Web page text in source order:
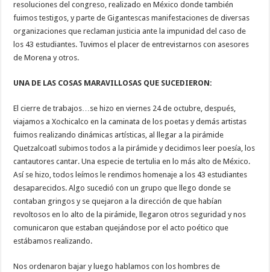
resoluciones del congreso, realizado en México donde también
fuimos testigos, y parte de Gigantescas manifestaciones de diversas
organizaciones que reclaman justicia ante la impunidad del caso de
los 43 estudiantes. Tuvimos el placer de entrevistarnos con asesores
de Morena y otros.
UNA DE LAS COSAS MARAVILLOSAS QUE SUCEDIERON:
El cierre de trabajos…se hizo en viernes 24 de octubre, después,
viajamos a Xochicalco en la caminata de los poetas y demás artistas
fuimos realizando dinámicas artísticas, al llegar a la pirámide
Quetzalcoatl subimos todos a la pirámide y decidimos leer poesía, los
cantautores cantar. Una especie de tertulia en lo más alto de México.
Así se hizo, todos leímos le rendimos homenaje a los 43 estudiantes
desaparecidos. Algo sucedió con un grupo que llego donde se
contaban gringos y se quejaron a la dirección de que habían
revoltosos en lo alto de la pirámide, llegaron otros seguridad y nos
comunicaron que estaban quejándose por el acto poético que
estábamos realizando.
Nos ordenaron bajar y luego hablamos con los hombres de